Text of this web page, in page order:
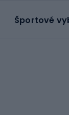
Športové